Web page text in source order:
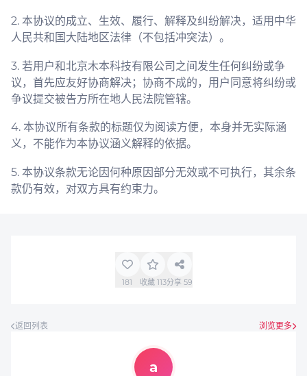
2. 本协议的成立、生效、履行、解释及纠纷解决，适用中华
人民共和国大陆地区法律（不包括冲突法）。
3. 若用户和北京木本科技有限公司之间发生任何纠纷或争
议，首先应友好协商解决；协商不成的，用户同意将纠纷或
争议提交被告方所在地人民法院管辖。
4. 本协议所有条款的标题仅为阅读方便，本身并无实际涵
义，不能作为本协议涵义解释的依据。
5. 本协议条款无论因何种原因部分无效或不可执行，其余条
款仍有效，对双方具有约束力。
181 收藏 113分享 59
返回列表 浏览更多
a